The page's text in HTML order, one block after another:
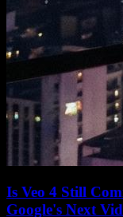
Is Veo 4 Still
Google's Next